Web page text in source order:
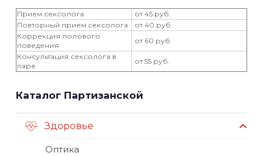
Прием сексолога
от 45 руб.
Повторный прием сексолога
от 40 руб.
Коррекция полового
поведения
от 60 руб.
Консультация сексолога в
паре
от 55 руб.
Каталог Партизанской
Здоровье
Оптика